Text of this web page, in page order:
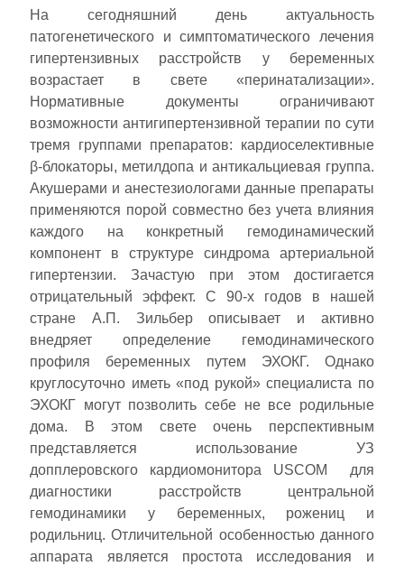
На сегодняшний день актуальность
патогенетического и симптоматического лечения
гипертензивных расстройств у беременных
возрастает в свете «перинатализации».
Нормативные документы ограничивают
возможности антигипертензивной терапии по сути
тремя группами препаратов: кардиоселективные
β-блокаторы, метилдопа и антикальциевая группа.
Акушерами и анестезиологами данные препараты
применяются порой совместно без учета влияния
каждого на конкретный гемодинамический
компонент в структуре синдрома артериальной
гипертензии. Зачастую при этом достигается
отрицательный эффект. С 90-х годов в нашей
стране А.П. Зильбер описывает и активно
внедряет определение гемодинамического
профиля беременных путем ЭХОКГ. Однако
круглосуточно иметь «под рукой» специалиста по
ЭХОКГ могут позволить себе не все родильные
дома. В этом свете очень перспективным
представляется использование УЗ
допплеровского кардиомонитора USCOM для
диагностики расстройств центральной
гемодинамики у беременных, рожениц и
родильниц. Отличительной особенностью данного
аппарата является простота исследования и